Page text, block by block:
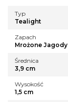
Typ
Tealight
Zapach
Mrożone Jagody
Średnica
3,9 cm
Wysokość
1,5 cm